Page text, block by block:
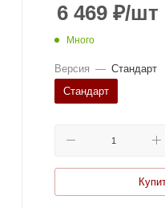
6 469 ₽/шт
Много
Версия — Стандарт
Стандарт